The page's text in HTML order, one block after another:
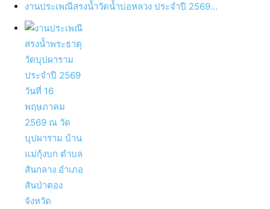
งานประเพณีสรงน้ำวัดน้ำบ่อหลวง ประจำปี 2569…